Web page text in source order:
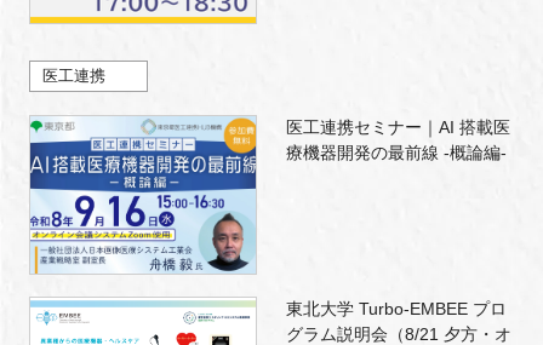
医工連携
医工連携セミナー｜AI 搭載医
療機器開発の最前線 -概論編-
東北大学 Turbo-EMBEE プロ
グラム説明会（8/21 夕方・オ